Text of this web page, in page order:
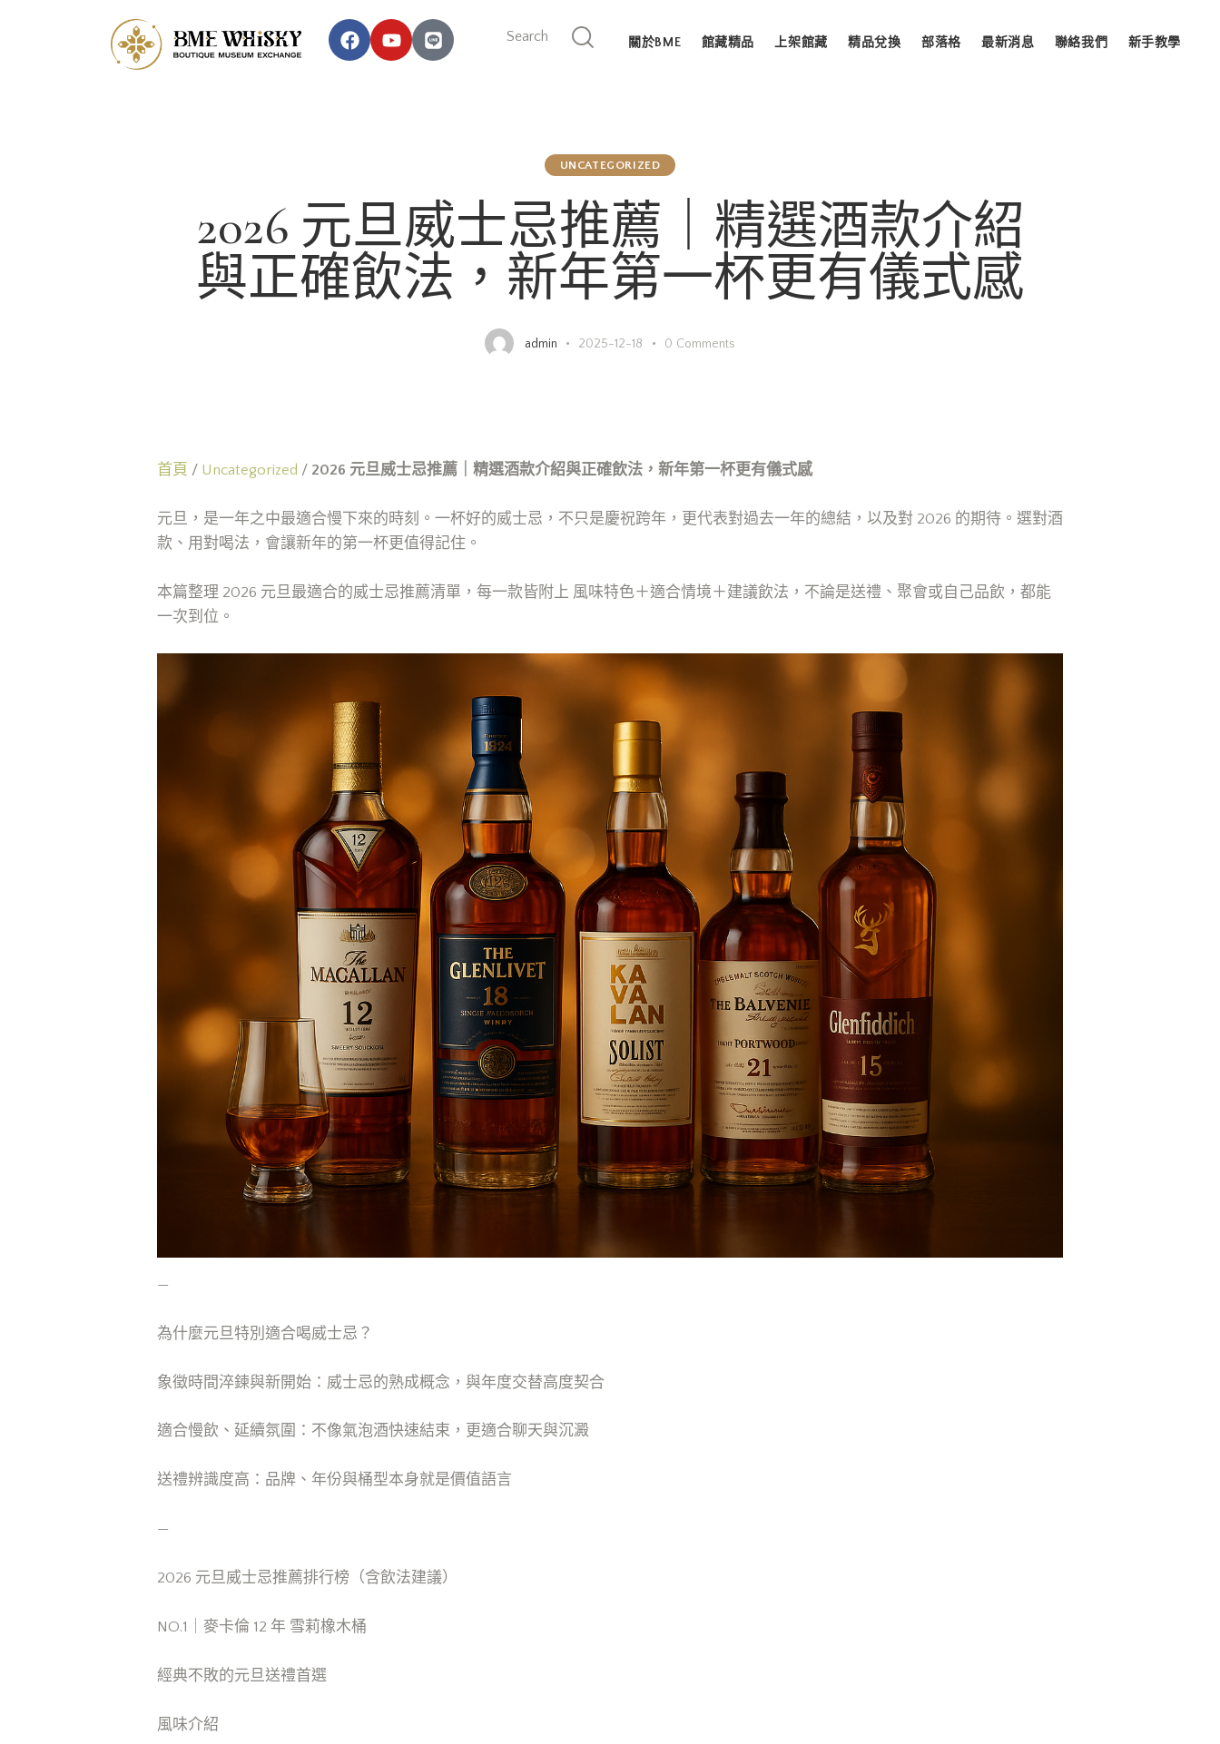
關於BME 館藏精品 上架館藏 精品兌換 部落格 最新消息 聯絡我們 新手教學
UNCATEGORIZED
2026 元旦威士忌推薦｜精選酒款介紹
與正確飲法，新年第一杯更有儀式感
admin 2025-12-18 0 Comments
首頁 / Uncategorized / 2026 元旦威士忌推薦｜精選酒款介紹與正確飲法，新年第一杯更有儀式感
元旦，是一年之中最適合慢下來的時刻。一杯好的威士忌，不只是慶祝跨年，更代表對過去一年的總結，以及對 2026 的期待。選對酒
款、用對喝法，會讓新年的第一杯更值得記住。
本篇整理 2026 元旦最適合的威士忌推薦清單，每一款皆附上 風味特色＋適合情境＋建議飲法，不論是送禮、聚會或自己品飲，都能
一次到位。
—
為什麼元旦特別適合喝威士忌？
象徵時間淬鍊與新開始：威士忌的熟成概念，與年度交替高度契合
適合慢飲、延續氛圍：不像氣泡酒快速結束，更適合聊天與沉澱
送禮辨識度高：品牌、年份與桶型本身就是價值語言
—
2026 元旦威士忌推薦排行榜（含飲法建議）
NO.1｜麥卡倫 12 年 雪莉橡木桶
經典不敗的元旦送禮首選
風味介紹